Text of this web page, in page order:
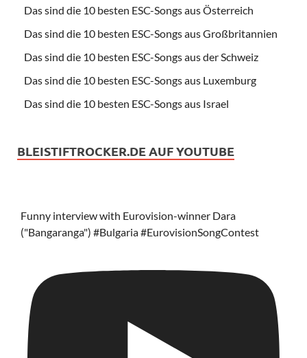
Das sind die 10 besten ESC-Songs aus Österreich
Das sind die 10 besten ESC-Songs aus Großbritannien
Das sind die 10 besten ESC-Songs aus der Schweiz
Das sind die 10 besten ESC-Songs aus Luxemburg
Das sind die 10 besten ESC-Songs aus Israel
BLEISTIFTROCKER.DE AUF YOUTUBE
Funny interview with Eurovision-winner Dara
("Bangaranga") #Bulgaria #EurovisionSongContest